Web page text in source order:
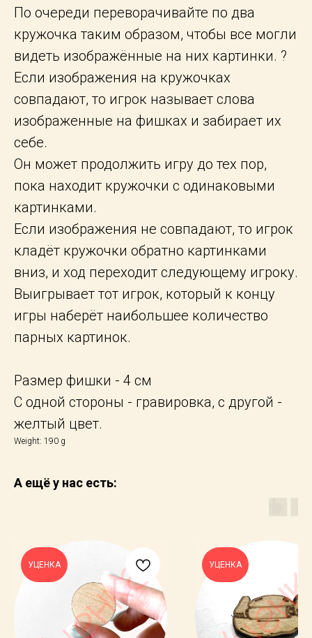
По очереди переворачивайте по два
кружочка таким образом, чтобы все могли
видеть изображённые на них картинки. ?
Если изображения на кружочках
совпадают, то игрок называет слова
изображенные на фишках и забирает их
себе.
Он может продолжить игру до тех пор,
пока находит кружочки с одинаковыми
картинками.
Если изображения не совпадают, то игрок
кладёт кружочки обратно картинками
вниз, и ход переходит следующему игроку.
Выигрывает тот игрок, который к концу
игры наберёт наибольшее количество
парных картинок.
Размер фишки - 4 см
С одной стороны - гравировка, с другой -
желтый цвет.
Weight: 190 g
А ещё у нас есть:
УЦЕНКА УЦЕНКА